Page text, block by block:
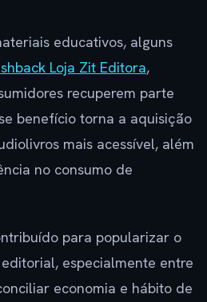
educativos, alguns
Loja Zit Editora,
recuperem parte
benefício torna a aquisição
mais acessível, além
no consumo de
para popularizar o
especialmente entre
economia e hábito de